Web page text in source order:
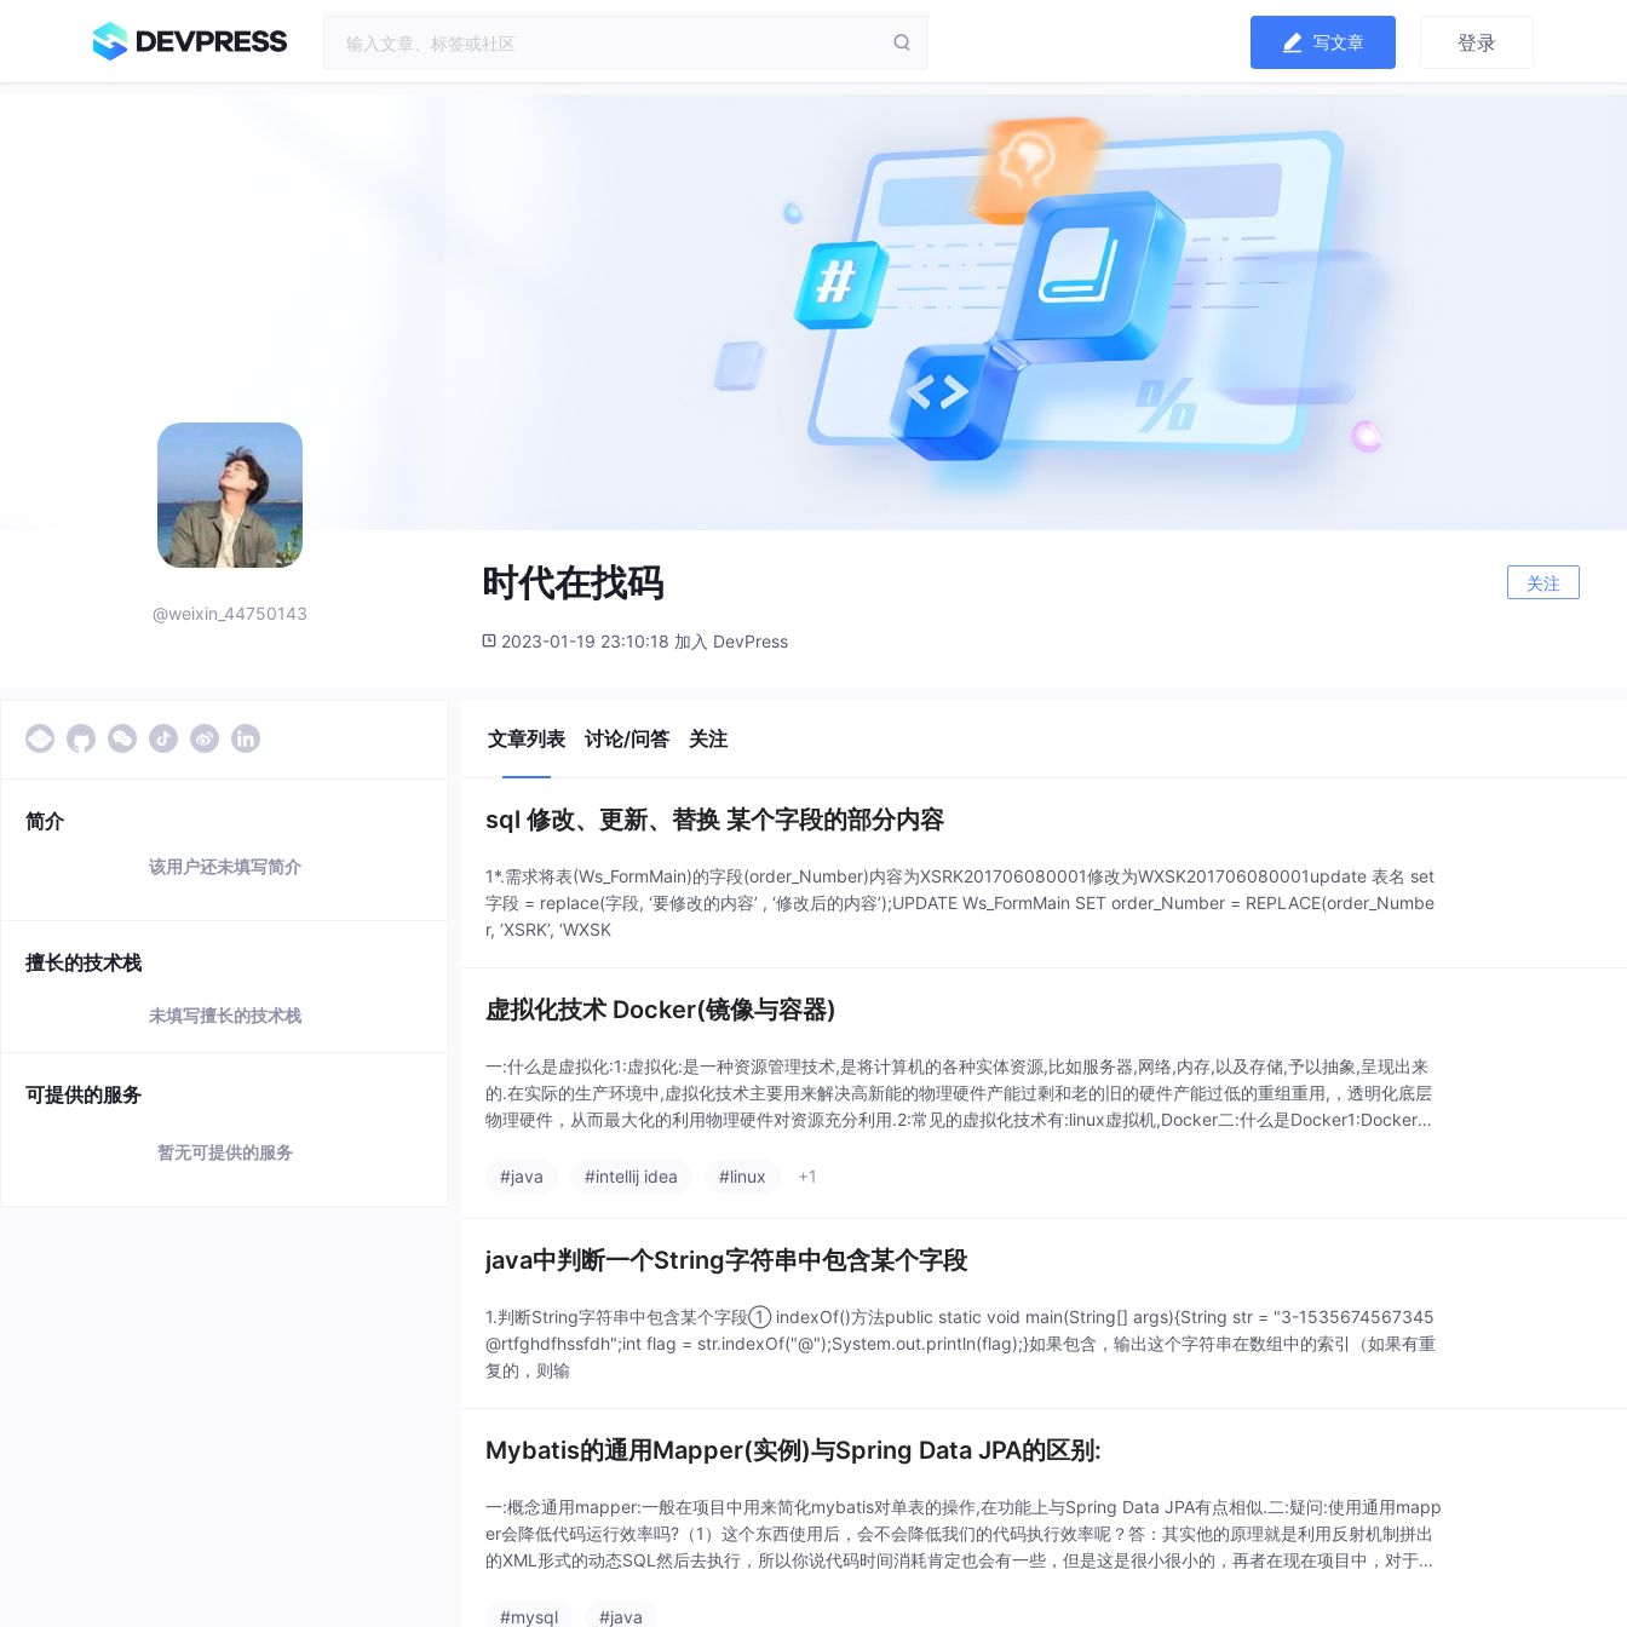
写文章 登录
@weixin_44750143
时代在找码 关注
2023-01-19 23:10:18 加入 DevPress
简介
该用户还未填写简介
擅长的技术栈
未填写擅长的技术栈
可提供的服务
暂无可提供的服务
文章列表 讨论/问答 关注
sql 修改、更新、替换 某个字段的部分内容
1*.需求将表(Ws_FormMain)的字段(order_Number)内容为XSRK201706080001修改为WXSK201706080001update 表名 set
字段 = replace(字段, ‘要修改的内容’ , ‘修改后的内容’);UPDATE Ws_FormMain SET order_Number = REPLACE(order_Numbe
r, ‘XSRK’, ‘WXSK
虚拟化技术 Docker(镜像与容器)
一:什么是虚拟化:1:虚拟化:是一种资源管理技术,是将计算机的各种实体资源,比如服务器,网络,内存,以及存储,予以抽象,呈现出来
的.在实际的生产环境中,虚拟化技术主要用来解决高新能的物理硬件产能过剩和老的旧的硬件产能过低的重组重用,，透明化底层
物理硬件，从而最大化的利用物理硬件对资源充分利用.2:常见的虚拟化技术有:linux虚拟机,Docker二:什么是Docker1:Docker的
#java
#intellij idea #linux +1
java中判断一个String字符串中包含某个字段
1.判断String字符串中包含某个字段① indexOf()方法public static void main(String[] args){String str = "3-1535674567345
@rtfghdfhssfdh";int flag = str.indexOf("@");System.out.println(flag);}如果包含，输出这个字符串在数组中的索引（如果有重
复的，则输
Mybatis的通用Mapper(实例)与Spring Data JPA的区别:
一:概念通用mapper:一般在项目中用来简化mybatis对单表的操作,在功能上与Spring Data JPA有点相似.二:疑问:使用通用mapp
er会降低代码运行效率吗?（1）这个东西使用后，会不会降低我们的代码执行效率呢？答：其实他的原理就是利用反射机制拼出
的XML形式的动态SQL然后去执行，所以你说代码时间消耗肯定也会有一些，但是这是很小很小的，再者在现在项目中，对于提
#mysql
#java